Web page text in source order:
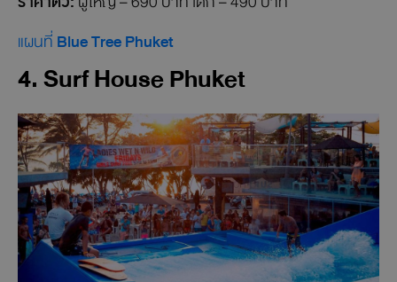
แผนที่ Blue Tree Phuket
4. Surf House Phuket